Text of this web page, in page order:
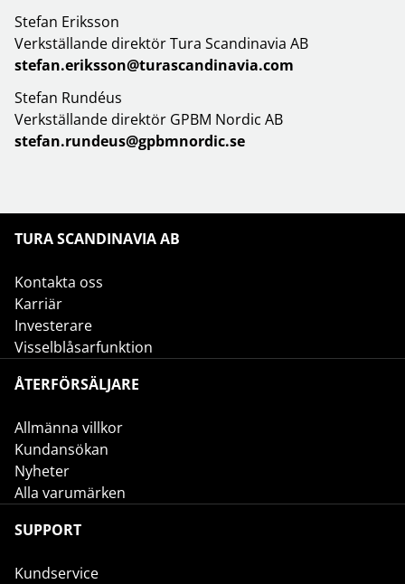
Stefan Eriksson
Verkställande direktör Tura Scandinavia AB
stefan.eriksson@turascandinavia.com
Stefan Rundéus
Verkställande direktör GPBM Nordic AB
stefan.rundeus@gpbmnordic.se
TURA SCANDINAVIA AB
Kontakta oss
Karriär
Investerare
Visselblåsarfunktion
ÅTERFÖRSÄLJARE
Allmänna villkor
Kundansökan
Nyheter
Alla varumärken
SUPPORT
Kundservice